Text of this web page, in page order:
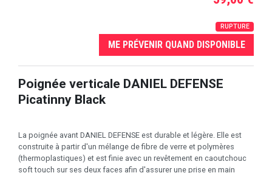
RUPTURE
ME PRÉVENIR QUAND DISPONIBLE
Poignée verticale DANIEL DEFENSE
Picatinny Black
La poignée avant DANIEL DEFENSE est durable et légère. Elle est
construite à partir d'un mélange de fibre de verre et polymères
(thermoplastiques) et est finie avec un revêtement en caoutchouc
soft touch sur ses deux faces afin d'assurer une prise en main